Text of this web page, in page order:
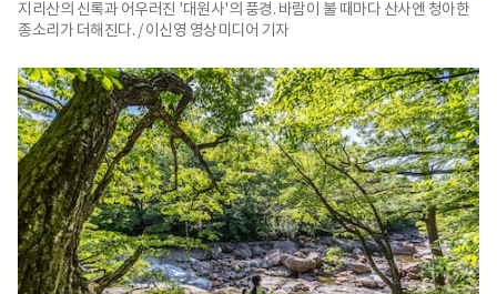
지리산의 신록과 어우러진 '대원사'의 풍경. 바람이 불 때마다 산사엔 청아한
종소리가 더해진다. / 이신영 영상미디어 기자